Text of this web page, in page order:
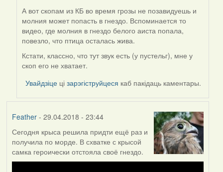
А вот скопам из КБ во время грозы не позавидуешь и
молния может попасть в гнездо. Вспоминается то
видео, где молния в гнездо белого аиста попала,
повезло, что птица осталась жива.
Кстати, классно, что тут звук есть (у пустельг), мне у
скоп его не хватает.
Увайдзіце цізарэгіструйцеся каб пакідаць каментары.
Feather- 29.04.2018 - 23:44
Сегодня крыса решила придти ещё раз и
получила по морде. В схватке с крысой
самка героически отстояла своё гнездо.